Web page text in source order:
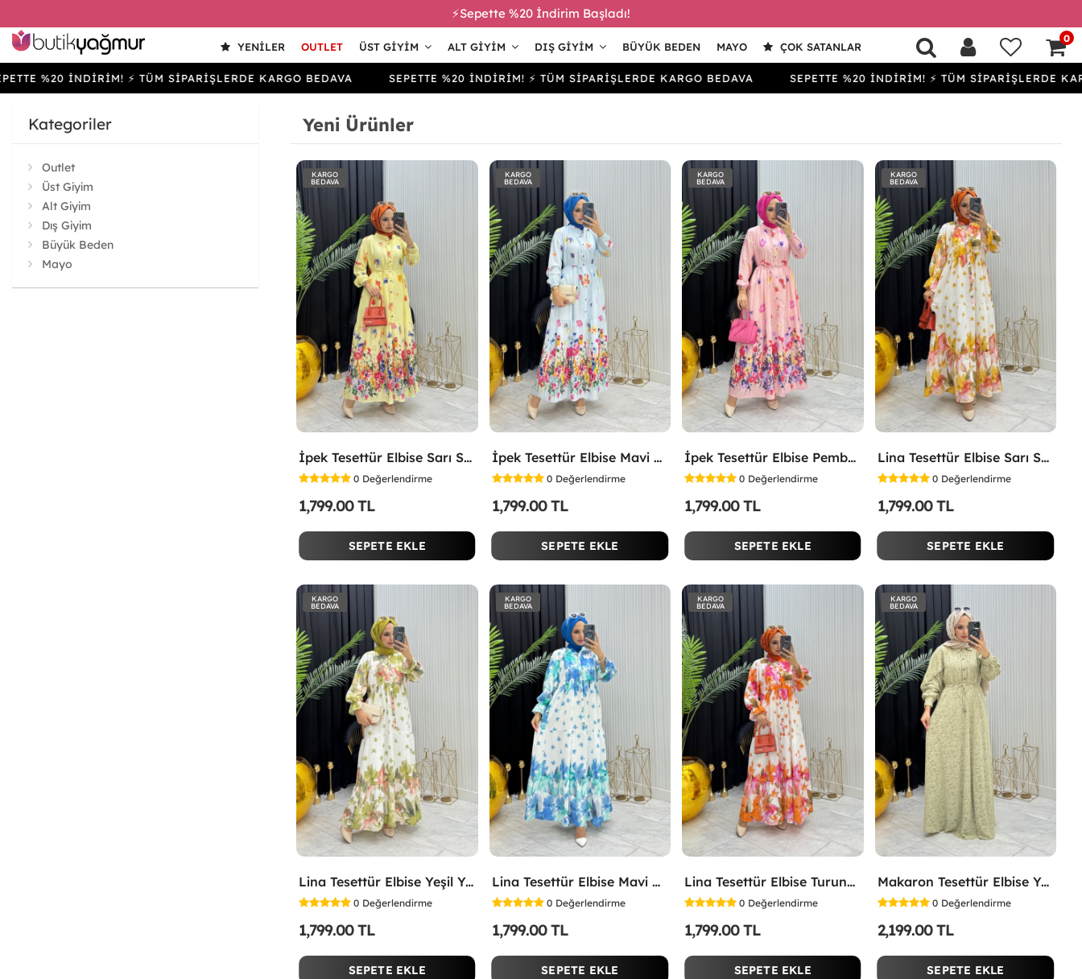
⚡Sepette %20 İndirim Başladı!
YENILER OUTLET ÜST GIYIM ALT GIYIM DIŞ GIYIM BÜYÜK BEDEN MAYO ÇOK SATANLAR
0
İNDİRİM! ⚡ TÜM SİPARİŞLERDE KARGO BEDAVA SEPETTE %20 İNDİRİM! ⚡ TÜM SİPARİŞLERDE KARGO BEDAVA SEPETTE %20 İNDİRİM! ⚡ TÜM SİPARİŞLERDE KARGO
Kategoriler
Outlet
Üst Giyim
Alt Giyim
Dış Giyim
Büyük Beden
Mayo
Yeni Ürünler
KARGO
BEDAVA
İpek Tesettür Elbise Sarı Sarı
0 Değerlendirme
1,799.00 TL
SEPETE EKLE
KARGO
BEDAVA
İpek Tesettür Elbise Mavi Mavi
0 Değerlendirme
1,799.00 TL
SEPETE EKLE
KARGO
BEDAVA
İpek Tesettür Elbise Pembe Pembe
0 Değerlendirme
1,799.00 TL
SEPETE EKLE
KARGO
BEDAVA
Lina Tesettür Elbise Sarı Sarı
0 Değerlendirme
1,799.00 TL
SEPETE EKLE
KARGO
BEDAVA
Lina Tesettür Elbise Yeşil Yeşil
0 Değerlendirme
1,799.00 TL
SEPETE EKLE
KARGO
BEDAVA
Lina Tesettür Elbise Mavi Mavi
0 Değerlendirme
1,799.00 TL
SEPETE EKLE
KARGO
BEDAVA
Lina Tesettür Elbise Turuncu Turuncu
0 Değerlendirme
1,799.00 TL
SEPETE EKLE
KARGO
BEDAVA
Makaron Tesettür Elbise Yeşil Yeşil
0 Değerlendirme
2,199.00 TL
SEPETE EKLE